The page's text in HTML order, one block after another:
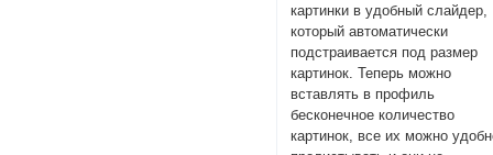
картинки в удобный слайдер,
который автоматически
подстраивается под размер
картинок. Теперь можно
вставлять в профиль
бесконечное количество
картинок, все их можно